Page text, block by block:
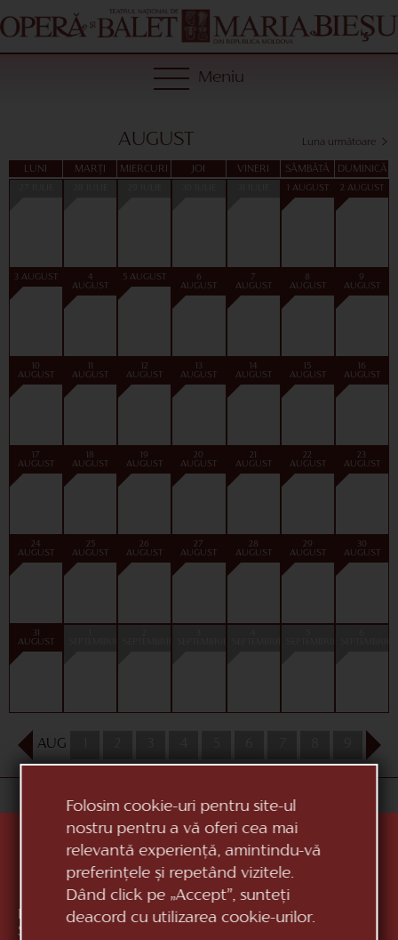
Folosim cookie-uri pentru site-ul
nostru pentru a vă oferi cea mai
relevantă experiență, amintindu-vă
preferințele și repetând vizitele.
Dând click pe „Accept”, sunteți
deacord cu utilizarea cookie-urilor.
Meniu
Luna următoare
AUGUST
LUNI MARȚI MIERCURI JOI VINERI SÂMBĂTĂ DUMINICĂ
1 AUGUST 2 AUGUST
3 AUGUST
AUGUST
5 AUGUST
6
AUGUST
7
AUGUST
8
AUGUST
9
AUGUST
AUGUST
AUGUST
12
AUGUST
13
AUGUST
AUGUST
15
AUGUST
16
AUGUST
17
AUGUST
18
AUGUST
19
AUGUST
20
AUGUST
21
AUGUST
22
AUGUST
23
AUGUST
24
AUGUST
25
AUGUST
26
AUGUST
27
AUGUST
28
AUGUST
29
AUGUST
30
AUGUST
31
AUGUST
AUG 10
Republica Moldova, MD-2012, mun. Chișinău, Bd.
Ștefan cel Mare, 152